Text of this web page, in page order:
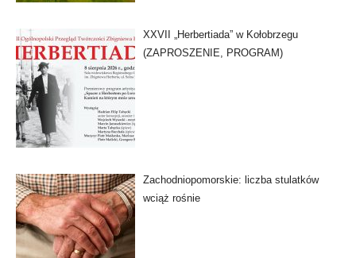
XXVII „Herbertiada” w Kołobrzegu
(ZAPROSZENIE, PROGRAM)
Zachodniopomorskie: liczba stulatków
wciąż rośnie